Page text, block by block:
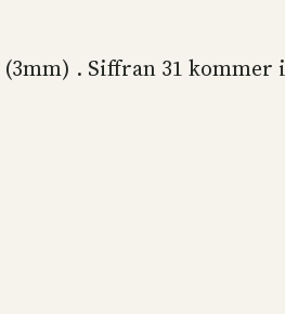
(3mm) . Siffran 31